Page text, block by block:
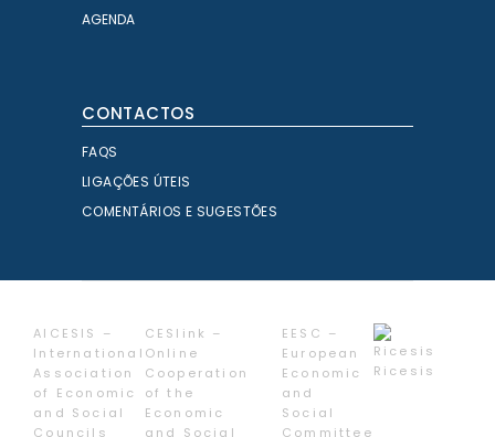
AGENDA
CONTACTOS
FAQS
LIGAÇÕES ÚTEIS
COMENTÁRIOS E SUGESTÕES
AICESIS –
International
Association
of Economic
and Social
Councils
CESlink –
Online
Cooperation
of the
Economic
and Social
EESC –
European
Economic
and
Social
Committee
Ricesis